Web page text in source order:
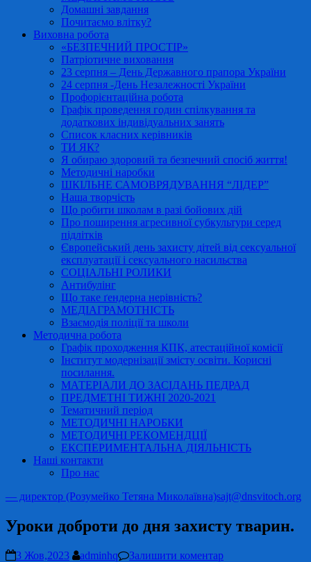
Домашні завдання
Почитаємо влітку?
Виховна робота
«БЕЗПЕЧНИЙ ПРОСТІР»
Патріотичне виховання
23 серпня – День Державного прапора України
24 серпня -День Незалежності України
Профорієнтаційна робота
Графік проведення годин спілкування та
додаткових індивідуальних занять
Список класних керівників
ТИ ЯК?
Я обираю здоровий та безпечний спосіб життя!
Методичні наробки
ШКІЛЬНЕ САМОВРЯДУВАННЯ “ЛІДЕР”
Наша творчість
Що робити школам в разі бойових дій
Про поширення агресивної субкультури серед
підлітків
Європейський день захисту дітей від сексуальної
експлуатації і сексуального насильства
СОЦІАЛЬНІ РОЛИКИ
Антибулінг
Що таке ґендерна нерівність?
МЕДІАГРАМОТНІСТЬ
Взаємодія поліції та школи
Методична робота
Графік проходження КПК, атестаційної комісії
Інститут модернізації змісту освіти. Корисні
посилання.
МАТЕРІАЛИ ДО ЗАСІДАНЬ ПЕДРАД
ПРЕДМЕТНІ ТИЖНІ 2020-2021
Тематичний період
МЕТОДИЧНІ НАРОБКИ
МЕТОДИЧНІ РЕКОМЕНДЦІЇ
ЕКСПЕРИМЕНТАЛЬНА ДІЯЛЬНІСТЬ
Наші контакти
Про нас
— директор (Розумейко Тетяна Миколаївна)sajt@dnsvitoch.org
Уроки доброти до дня захисту тварин.
3 Жов,2023 adminhq Залишити коментар